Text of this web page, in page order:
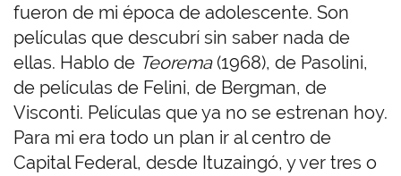
fueron de mi época de adolescente. Son
películas que descubrí sin saber nada de
ellas. Hablo de Teorema(1968), de Pasolini,
de películas de Felini, de Bergman, de
Visconti. Películas que ya no se estrenan hoy.
Para mi era todo un plan ir al centro de
Capital Federal, desde Ituzaingó, y ver tres o